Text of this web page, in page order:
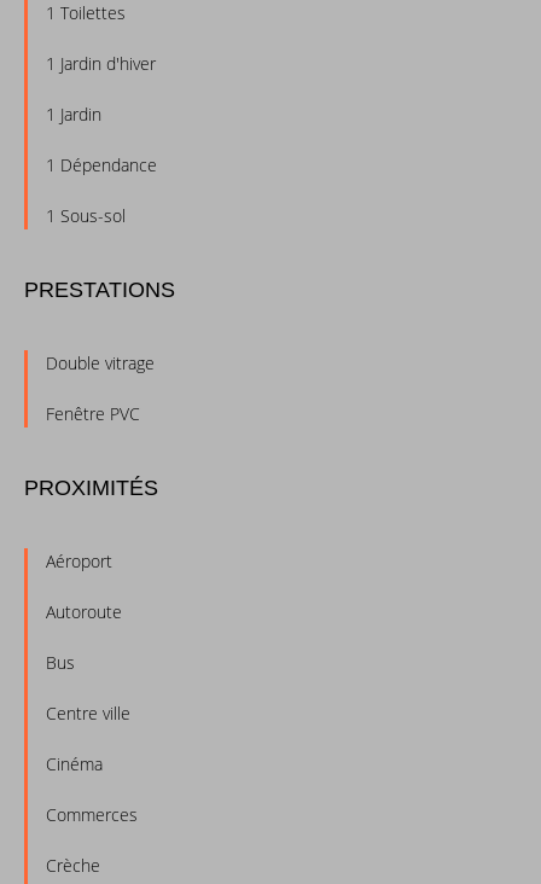
1 Toilettes
1 Jardin d'hiver
1 Jardin
1 Dépendance
1 Sous-sol
PRESTATIONS
Double vitrage
Fenêtre PVC
PROXIMITÉS
Aéroport
Autoroute
Bus
Centre ville
Cinéma
Commerces
Crèche